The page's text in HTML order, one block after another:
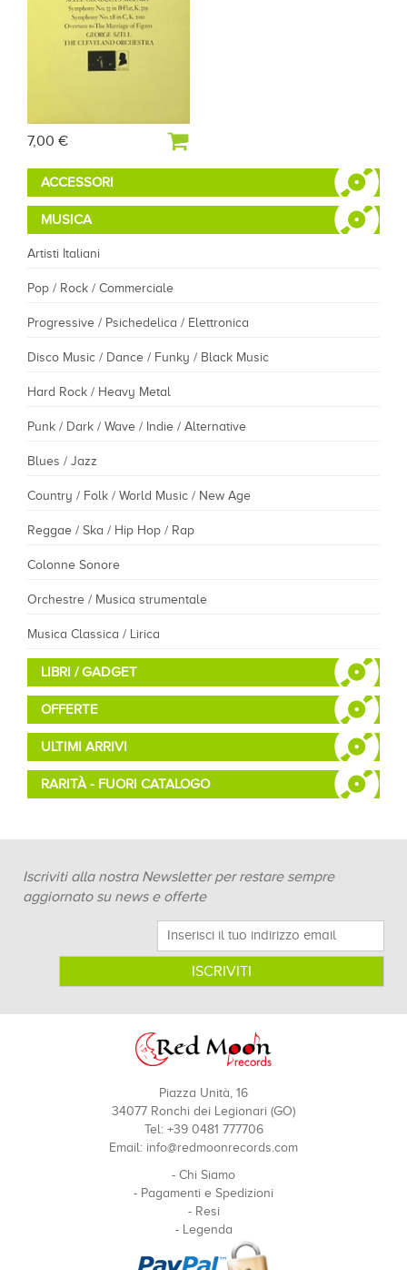
7,00 €
ACCESSORI
MUSICA
Artisti Italiani
Pop / Rock / Commerciale
Progressive / Psichedelica / Elettronica
Disco Music / Dance / Funky / Black Music
Hard Rock / Heavy Metal
Punk / Dark / Wave / Indie / Alternative
Blues / Jazz
Country / Folk / World Music / New Age
Reggae / Ska / Hip Hop / Rap
Colonne Sonore
Orchestre / Musica strumentale
Musica Classica / Lirica
LIBRI / GADGET
OFFERTE
ULTIMI ARRIVI
RARITÀ - FUORI CATALOGO
Iscriviti alla nostra Newsletter per restare sempre
aggiornato su news e offerte
Piazza Unità, 16
34077 Ronchi dei Legionari (GO)
Tel: +39 0481 777706
Email: info@redmoonrecords.com
- Chi Siamo
- Pagamenti e Spedizioni
- Resi
- Legenda